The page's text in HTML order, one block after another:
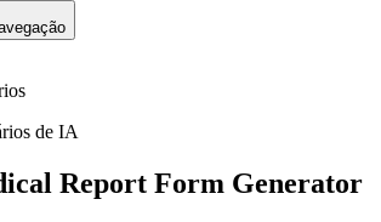
de IA
Report Form Generator